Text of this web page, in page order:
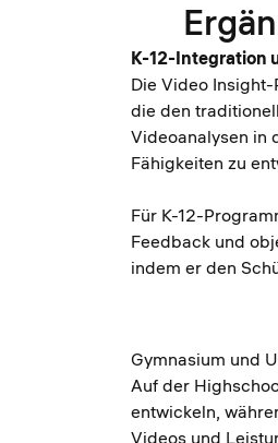
K-12-Integration
Die Video
die den
Videoanalysen in
Fähigkeiten zu
Für K-12-
Feedback und
indem er den
Gymnasium und
Auf der
entwickeln,
Videos und